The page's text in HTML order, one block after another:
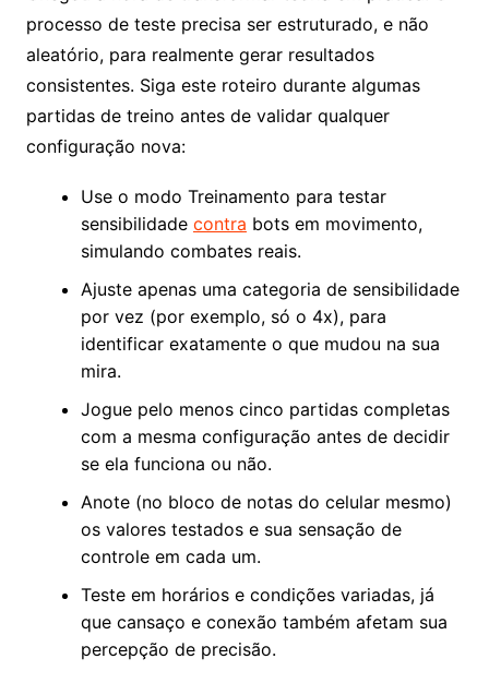
processo de teste precisa ser estruturado, e não
aleatório, para realmente gerar resultados
consistentes. Siga este roteiro durante algumas
partidas de treino antes de validar qualquer
configuração nova:
Use o modo Treinamento para testar
sensibilidade contra bots em movimento,
simulando combates reais.
Ajuste apenas uma categoria de sensibilidade
por vez (por exemplo, só o 4x), para
identificar exatamente o que mudou na sua
mira.
Jogue pelo menos cinco partidas completas
com a mesma configuração antes de decidir
se ela funciona ou não.
Anote (no bloco de notas do celular mesmo)
os valores testados e sua sensação de
controle em cada um.
Teste em horários e condições variadas, já
que cansaço e conexão também afetam sua
percepção de precisão.